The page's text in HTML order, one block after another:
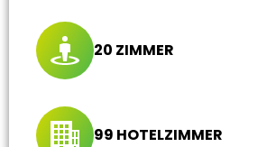
20 ZIMMER
99 HOTELZIMMER